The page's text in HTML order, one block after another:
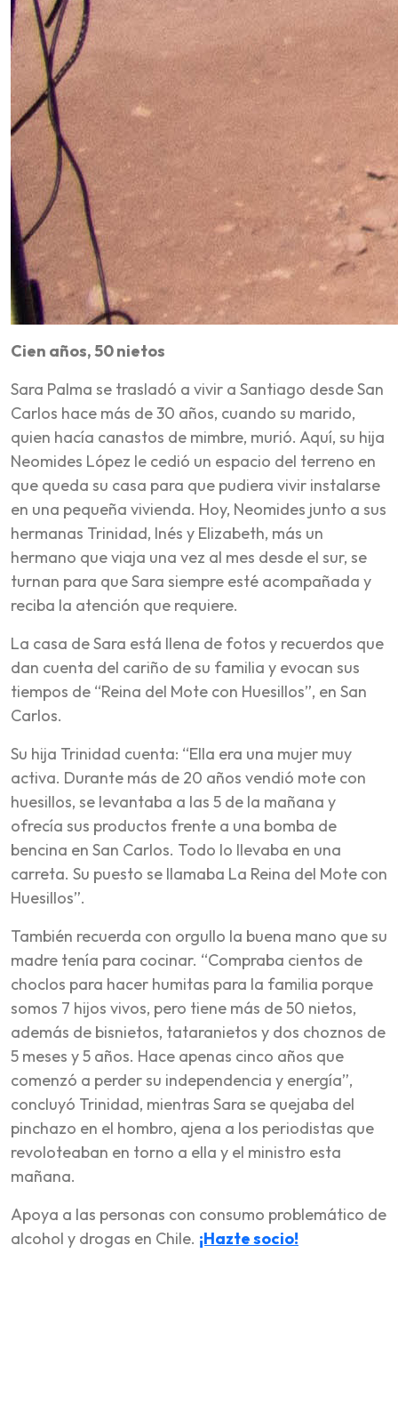
Cien años, 50 nietos
Sara Palma se trasladó a vivir a Santiago desde San
Carlos hace más de 30 años, cuando su marido,
quien hacía canastos de mimbre, murió. Aquí, su hija
Neomides López le cedió un espacio del terreno en
que queda su casa para que pudiera vivir instalarse
en una pequeña vivienda. Hoy, Neomides junto a sus
hermanas Trinidad, Inés y Elizabeth, más un
hermano que viaja una vez al mes desde el sur, se
turnan para que Sara siempre esté acompañada y
reciba la atención que requiere.
La casa de Sara está llena de fotos y recuerdos que
dan cuenta del cariño de su familia y evocan sus
tiempos de “Reina del Mote con Huesillos”, en San
Carlos.
Su hija Trinidad cuenta: “Ella era una mujer muy
activa. Durante más de 20 años vendió mote con
huesillos, se levantaba a las 5 de la mañana y
ofrecía sus productos frente a una bomba de
bencina en San Carlos. Todo lo llevaba en una
carreta. Su puesto se llamaba La Reina del Mote con
Huesillos”.
También recuerda con orgullo la buena mano que su
madre tenía para cocinar. “Compraba cientos de
choclos para hacer humitas para la familia porque
somos 7 hijos vivos, pero tiene más de 50 nietos,
además de bisnietos, tataranietos y dos choznos de
5 meses y 5 años. Hace apenas cinco años que
comenzó a perder su independencia y energía”,
concluyó Trinidad, mientras Sara se quejaba del
pinchazo en el hombro, ajena a los periodistas que
revoloteaban en torno a ella y el ministro esta
mañana.
Apoya a las personas con consumo problemático de
alcohol y drogas en Chile. ¡Hazte socio!